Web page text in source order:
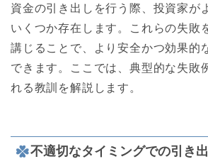
資金の引き出しを行う際、投資家が
いくつか存在します。これらの失敗
講じることで、より安全かつ効果的
できます。ここでは、典型的な失敗
れる教訓を解説します。
不適切なタイミングでの引き